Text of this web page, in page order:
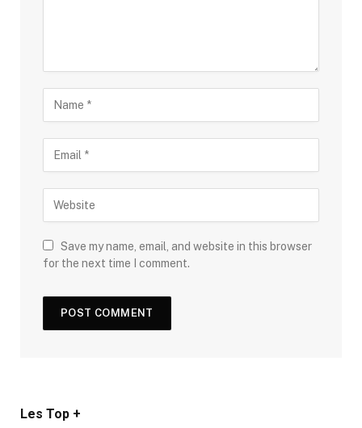
Save my name, email, and website in this browser
for the next time I comment.
Les Top +